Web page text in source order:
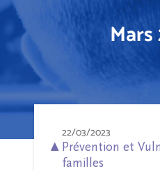
Mars
22/03/2023
Prévention et
familles